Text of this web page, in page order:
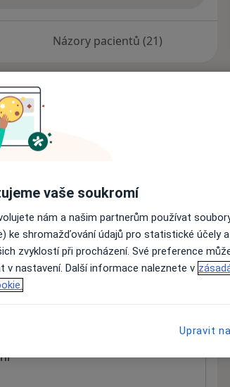
Názory pacientů (21)
nejsou k dispozici
informace o svých službách.
vaše soukromí
nám a našim partnerům používat
ke shromažďování údajů pro statistické účely
zvyklostí při procházení. Své preference
v nastavení. Další informace naleznete v
Upravit